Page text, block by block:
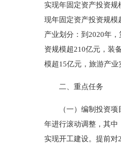
实现年固定资产投资
现年固定资产投资规模
产业划分：到2020年
资规模超210亿元，装
模超15亿元，旅游产
二、重点任务
（一）编制投资项目
年进行滚动调整，其中
实现开工建设。提前